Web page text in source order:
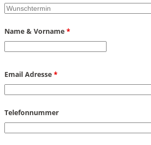
Wunschtermin*
Name & Vorname *
Email Adresse *
Telefonnummer